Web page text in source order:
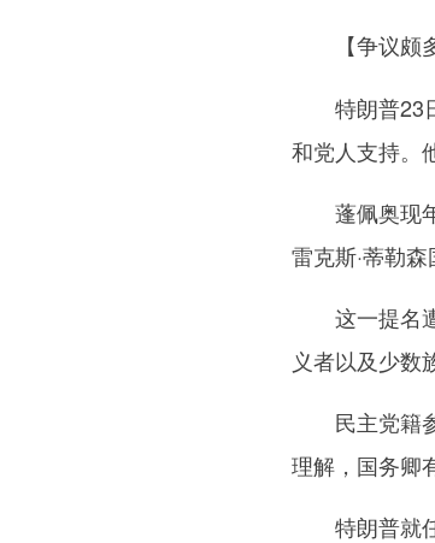
【争议颇多
特朗普23日
和党人支持。
蓬佩奥现年
雷克斯·蒂勒
这一提名遭
义者以及少数
民主党籍参
理解，国务卿
特朗普就任